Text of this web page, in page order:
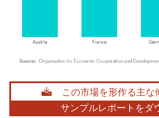
画像 © Mordor Intelligence。再利用にはCC
この市場を形作る主な
サンプルレポートをダ